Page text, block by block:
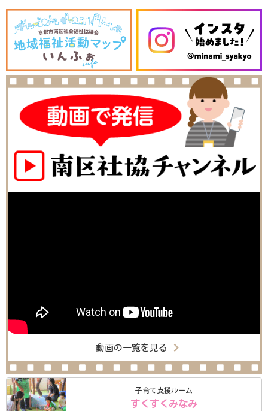
動画の一覧を見る
子育て支援ルーム
すくすくみなみ